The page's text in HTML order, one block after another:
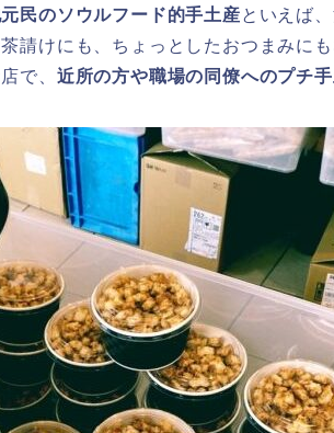
民のソウルフード的手土産といえば
請けにも、ちょっとしたおつまみに
で、 近所の方や職場の同僚へのプチ